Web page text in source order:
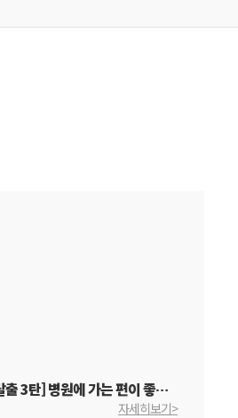
[일본어 왕초보탈출 3탄] 병원에 가는 편이 좋습니다
자세히보기>